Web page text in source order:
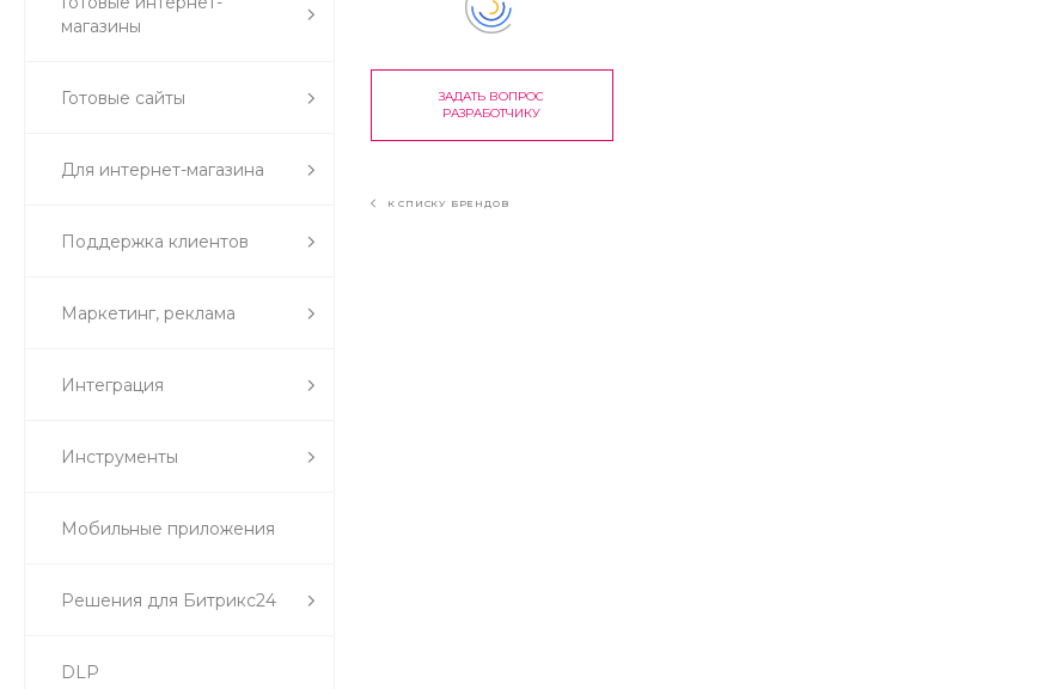
магазины
Готовые сайты
Для интернет-магазина
Поддержка клиентов
Маркетинг, реклама
Интеграция
Инструменты
Мобильные приложения
Решения для Битрикс24
DLP
ЗАДАТЬ ВОПРОС
РАЗРАБОТЧИКУ
К СПИСКУ БРЕНДОВ